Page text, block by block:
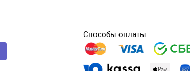
Способы оплаты